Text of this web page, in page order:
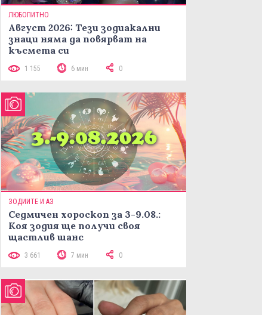
ЛЮБОПИТНО
Август 2026: Тези зодиакални
знаци няма да повярват на
късмета си
1 155 6 мин 0
ЗОДИИТЕ И АЗ
Седмичен хороскоп за 3-9.08.:
Коя зодия ще получи своя
щастлив шанс
3 661 7 мин 0